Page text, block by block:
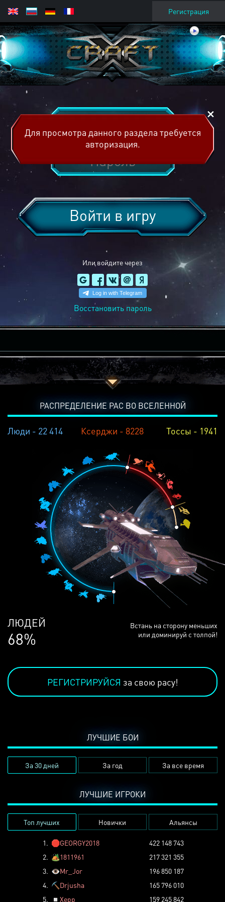
Регистрация
Или войдите через
Войти в игру
Восстановить пароль
Для просмотра данного раздела требуется
авторизация.
РАСПРЕДЕЛЕНИЕ РАС ВО ВСЕЛЕННОЙ
Люди - 22 414 Ксерджи - 8228 Тоссы - 1941
ЛЮДЕЙ
68%
Встань на сторону меньших
или доминируй с толпой!
РЕГИСТРИРУЙСЯ за свою расу!
ЛУЧШИЕ БОИ
За 30 дней За год За все время
ЛУЧШИЕ ИГРОКИ
Топ лучших Новички Альянсы
1. 🛑GEORGY2018
422 148 743
2. 🏕️1811961
217 321 355
3. 👁️Mr_Jor
196 850 187
4. ⛏️ Drjusha
165 796 010
5.
◽ Xepp 159 245 842